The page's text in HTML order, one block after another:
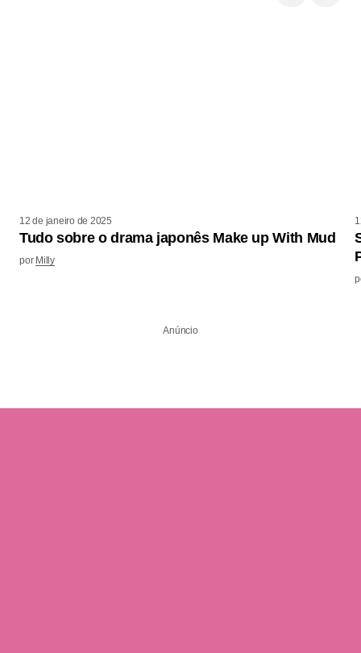
12 de janeiro de 2025
Tudo sobre o drama japonês Make up With Mud
por Milly
Anúncio